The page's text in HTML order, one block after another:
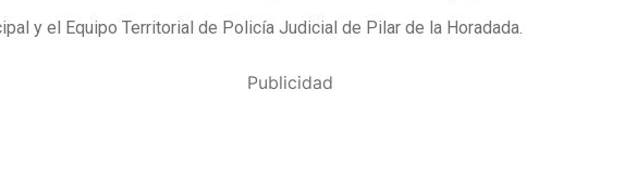
y el Equipo Territorial de Policía Judicial de Pilar de la Horadada.
Publicidad